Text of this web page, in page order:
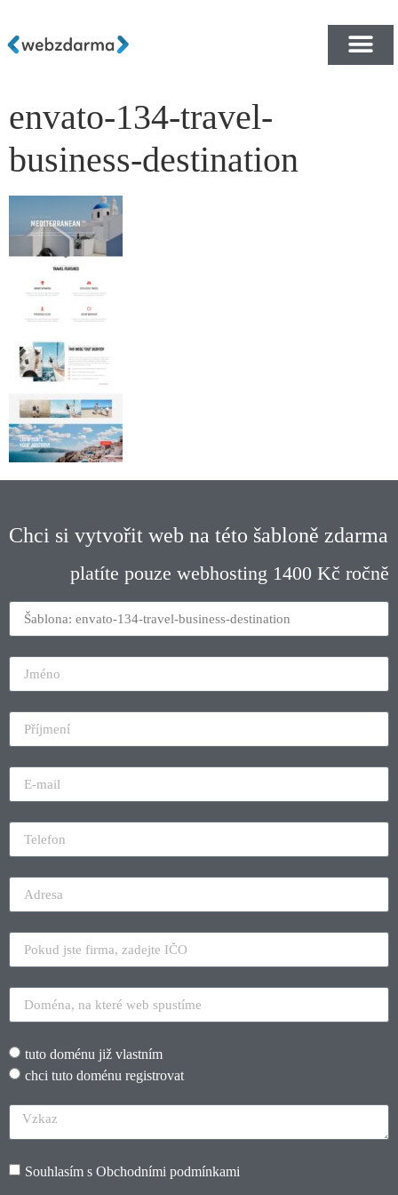
envato-134-travel-
business-destination
Chci si vytvořit web na této šabloně zdarma
platíte pouze webhosting 1400 Kč ročně
tuto doménu již vlastním
chci tuto doménu registrovat
Souhlasím s Obchodními podmínkami